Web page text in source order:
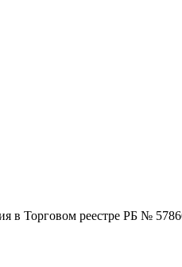
Торговом реестре РБ №